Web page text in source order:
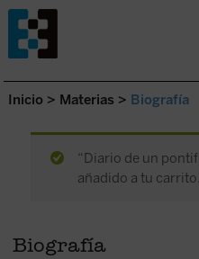
Saltar al contenido.
Inicio > Materias > Biografía
“Diario de un
añadido a tu carrito.
Biografía